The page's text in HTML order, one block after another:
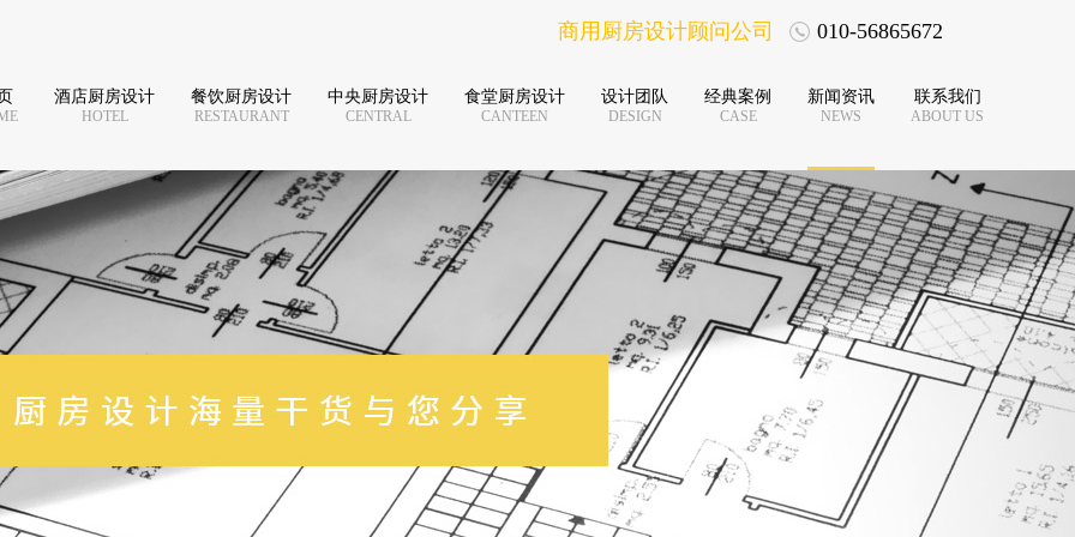
商用厨房设计顾问公司 010-56865672
酒店厨房设计
HOTEL
餐饮厨房设计
RESTAURANT
中央厨房设计
CENTRAL
食堂厨房设计
CANTEEN
设计团队
DESIGN
经典案例
CASE
新闻资讯
NEWS
联系我们
ABOUT US